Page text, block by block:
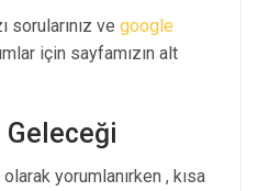
sorularınız ve google
için sayfamızın alt
Geleceği
yorumlanırken , kısa